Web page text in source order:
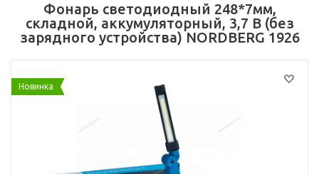
Фонарь светодиодный 248*7мм,
складной, аккумуляторный, 3,7 В (без
зарядного устройства) NORDBERG 1926
Новинка